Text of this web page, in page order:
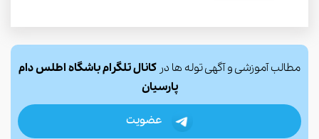
مطالب آموزشی و آگهی توله ها در کانال تلگرام باشگاه اطلس دام
پارسیان
عضویت